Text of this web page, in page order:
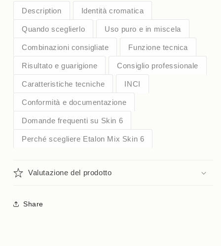
Description Identità cromatica
Quando sceglierlo Uso puro e in miscela
Combinazioni consigliate Funzione tecnica
Risultato e guarigione Consiglio professionale
Caratteristiche tecniche INCI
Conformità e documentazione
Domande frequenti su Skin 6
Perché scegliere Etalon Mix Skin 6
Valutazione del prodotto
Share